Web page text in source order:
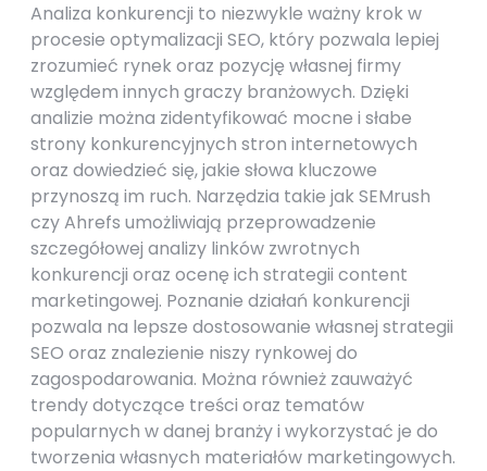
Analiza konkurencji to niezwykle ważny krok w
procesie optymalizacji SEO, który pozwala lepiej
zrozumieć rynek oraz pozycję własnej firmy
względem innych graczy branżowych. Dzięki
analizie można zidentyfikować mocne i słabe
strony konkurencyjnych stron internetowych
oraz dowiedzieć się, jakie słowa kluczowe
przynoszą im ruch. Narzędzia takie jak SEMrush
czy Ahrefs umożliwiają przeprowadzenie
szczegółowej analizy linków zwrotnych
konkurencji oraz ocenę ich strategii content
marketingowej. Poznanie działań konkurencji
pozwala na lepsze dostosowanie własnej strategii
SEO oraz znalezienie niszy rynkowej do
zagospodarowania. Można również zauważyć
trendy dotyczące treści oraz tematów
popularnych w danej branży i wykorzystać je do
tworzenia własnych materiałów marketingowych.